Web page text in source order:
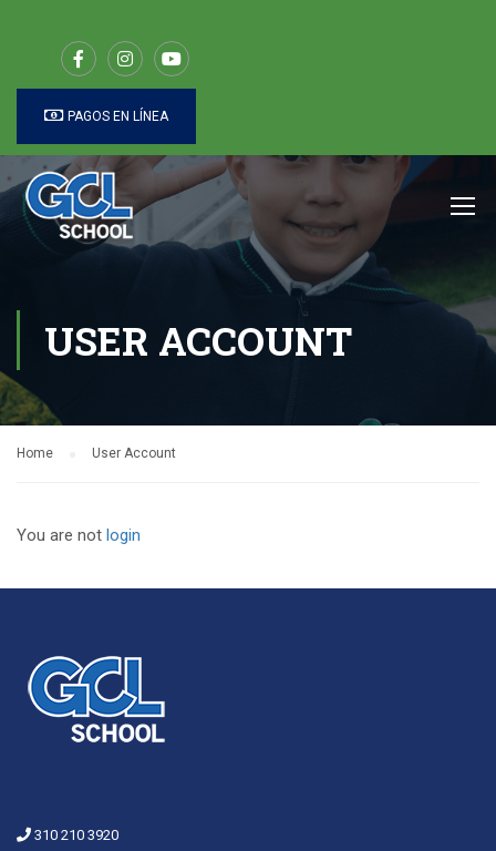
PAGOS EN LÍNEA
USER ACCOUNT
Home User Account
You are not login
310 210 3920